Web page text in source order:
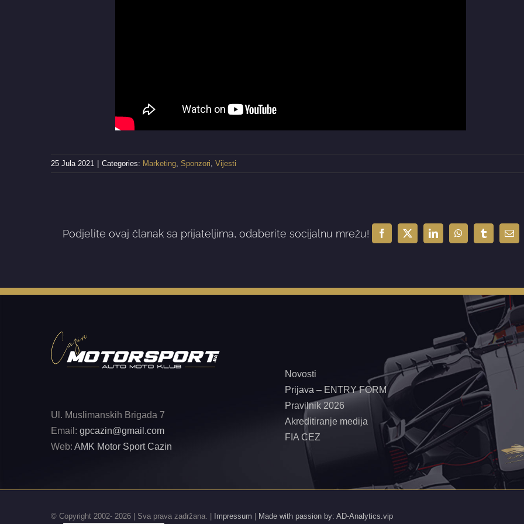
25 Jula 2021 Categories: Marketing Sponzori Vijesti
Podjelite ovaj članak sa prijateljima, odaberite socijalnu mrežu! Facebook
X LinkedInWhatsAppTumblr
Ul. Muslimanskih Brigada 7
Email: gpcazin@gmail.com
Web: AMK Motor Sport Cazin
Novosti
Prijava – ENTRY FORM
Pravilnik 2026
Akreditiranje medija
FIA CEZ
© Copyright 2002- 2026 | Sva prava zadržana. | Impressum Made with passion by: AD-Analytics.vip